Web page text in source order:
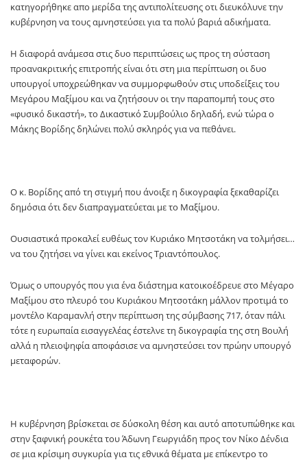
κατηγορήθηκε απο μερίδα της αντιπολίτευσης οτι διευκόλυνε την
κυβέρνηση να τους αμνηστεύσει για τα πολύ βαριά αδικήματα.
Η διαφορά ανάμεσα στις δυο περιπτώσεις ως προς τη σύσταση
προανακριτικής επιτροπής είναι ότι στη μια περίπτωση οι δυο
υπουργοί υποχρεώθηκαν να συμμορφωθούν στις υποδείξεις του
Μεγάρου Μαξίμου και να ζητήσουν οι την παραπομπή τους στο
«φυσικό δικαστή», το Δικαστικό Συμβούλιο δηλαδή, ενώ τώρα ο
Μάκης Βορίδης δηλώνει πολύ σκληρός για να πεθάνει.
Ο κ. Βορίδης από τη στιγμή που άνοιξε η δικογραφία ξεκαθαρίζει
δημόσια ότι δεν διαπραγματεύεται με το Μαξίμου.
Ουσιαστικά προκαλεί ευθέως τον Κυριάκο Μητσοτάκη να τολμήσει…
να του ζητήσει να γίνει και εκείνος Τριαντόπουλος.
Όμως ο υπουργός που για ένα διάστημα κατοικοέδρευε στο Μέγαρο
Μαξίμου στο πλευρό του Κυριάκου Μητσοτάκη μάλλον προτιμά το
μοντέλο Καραμανλή στην περίπτωση της σύμβασης 717, όταν πάλι
τότε η ευρωπαία εισαγγελέας έστελνε τη δικογραφία της στη Βουλή
αλλά η πλειοψηφία αποφάσισε να αμνηστεύσει τον πρώην υπουργό
μεταφορών.
Η κυβέρνηση βρίσκεται σε δύσκολη θέση και αυτό αποτυπώθηκε και
στην ξαφνική ρουκέτα του Άδωνη Γεωργιάδη προς τον Νίκο Δένδια
σε μια κρίσιμη συγκυρία για τις εθνικά θέματα με επίκεντρο το